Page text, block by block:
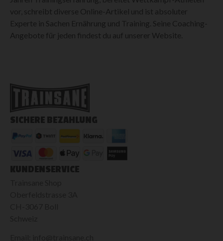
vor, schreibt diverse Online-Artikel und ist absoluter
Experte in Sachen Ernährung und Training. Seine Coaching-
Angebote für jeden findest du auf unserer Website.
SICHERE BEZAHLUNG
KUNDENSERVICE